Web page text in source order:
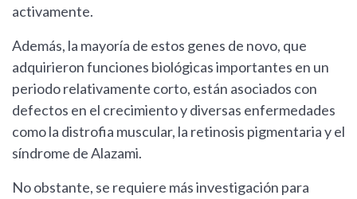
activamente.
Además, la mayoría de estos genes de novo, que
adquirieron funciones biológicas importantes en un
periodo relativamente corto, están asociados con
defectos en el crecimiento y diversas enfermedades
como la distrofia muscular, la retinosis pigmentaria y el
síndrome de Alazami.
No obstante, se requiere más investigación para